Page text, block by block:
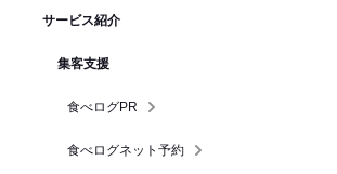
サービス紹介
集客支援
食べログPR
食べログネット予約